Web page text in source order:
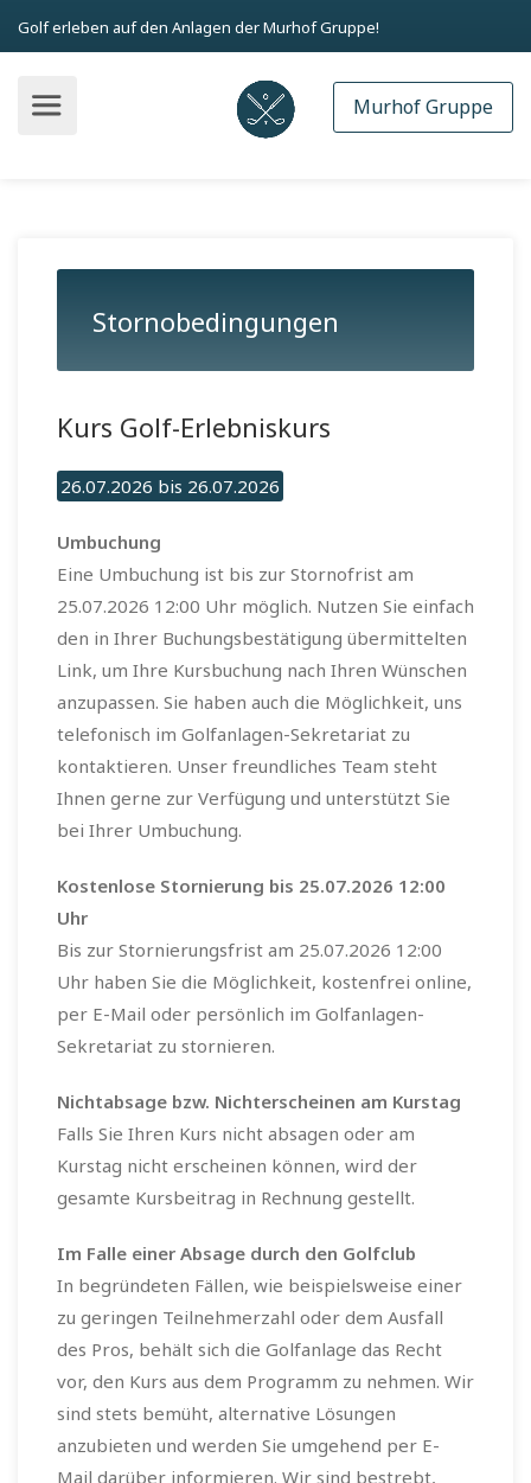
Golf erleben auf den Anlagen der Murhof Gruppe!
Murhof Gruppe
Stornobedingungen
Kurs Golf-Erlebniskurs
26.07.2026 bis 26.07.2026
Umbuchung
Eine Umbuchung ist bis zur Stornofrist am
25.07.2026 12:00 Uhr möglich. Nutzen Sie einfach
den in Ihrer Buchungsbestätigung übermittelten
Link, um Ihre Kursbuchung nach Ihren Wünschen
anzupassen. Sie haben auch die Möglichkeit, uns
telefonisch im Golfanlagen-Sekretariat zu
kontaktieren. Unser freundliches Team steht
Ihnen gerne zur Verfügung und unterstützt Sie
bei Ihrer Umbuchung.
Kostenlose Stornierung bis 25.07.2026 12:00
Uhr
Bis zur Stornierungsfrist am 25.07.2026 12:00
Uhr haben Sie die Möglichkeit, kostenfrei online,
per E-Mail oder persönlich im Golfanlagen-
Sekretariat zu stornieren.
Nichtabsage bzw. Nichterscheinen am Kurstag
Falls Sie Ihren Kurs nicht absagen oder am
Kurstag nicht erscheinen können, wird der
gesamte Kursbeitrag in Rechnung gestellt.
Im Falle einer Absage durch den Golfclub
In begründeten Fällen, wie beispielsweise einer
zu geringen Teilnehmerzahl oder dem Ausfall
des Pros, behält sich die Golfanlage das Recht
vor, den Kurs aus dem Programm zu nehmen. Wir
sind stets bemüht, alternative Lösungen
anzubieten und werden Sie umgehend per E-
Mail darüber informieren. Wir sind bestrebt,